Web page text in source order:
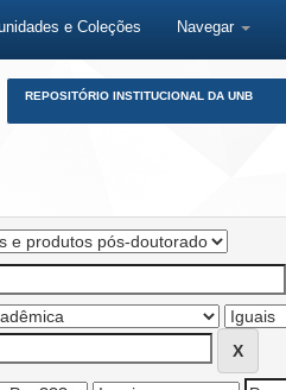
e Coleções Navegar
REPOSITÓRIO INSTITUCIONAL DA UNB